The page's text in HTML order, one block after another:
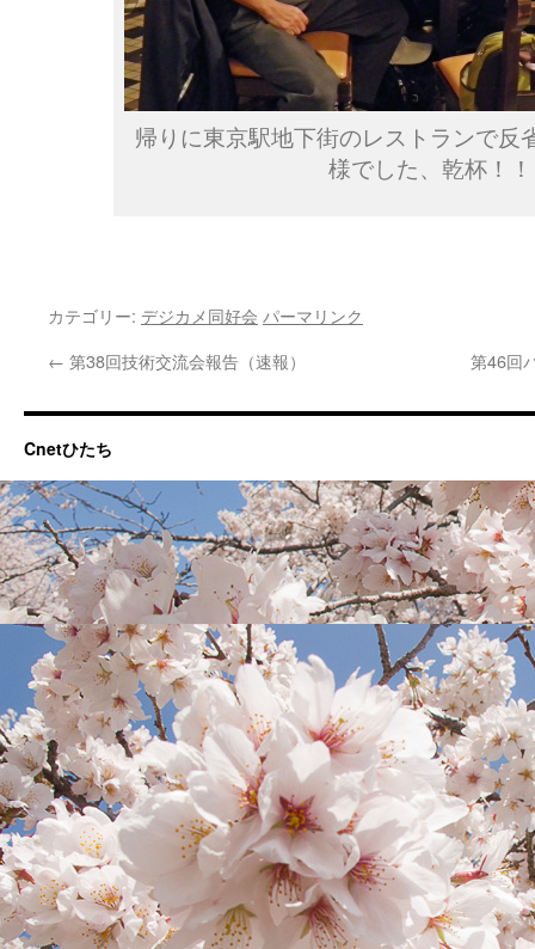
帰りに東京駅地下街のレストランで反
様でした、乾杯！！
カテゴリー: デジカメ同好会 パーマリンク
← 第38回技術交流会報告（速報） 第46回
Cnetひたち